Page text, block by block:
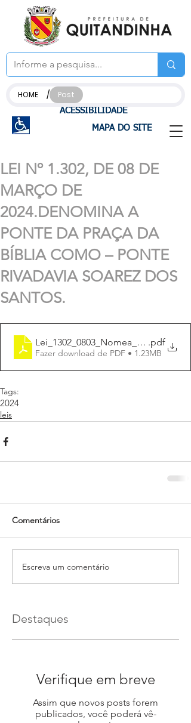
ACESSIBILIDADE
MAPA DO SITE
HOME / Post
LEI Nº 1.302, DE 08 DE
MARÇO DE
2024.DENOMINA A
PONTE DA PRAÇA DA
BÍBLIA COMO – PONTE
RIVADAVIA SOAREZ DOS
SANTOS.
.pdf
Fazer download de PDF • 1.23MB
Tags:
2024
leis
Comentários
Escreva um comentário
Destaques
Verifique em breve
Assim que novos posts forem
publicados, você poderá vê-